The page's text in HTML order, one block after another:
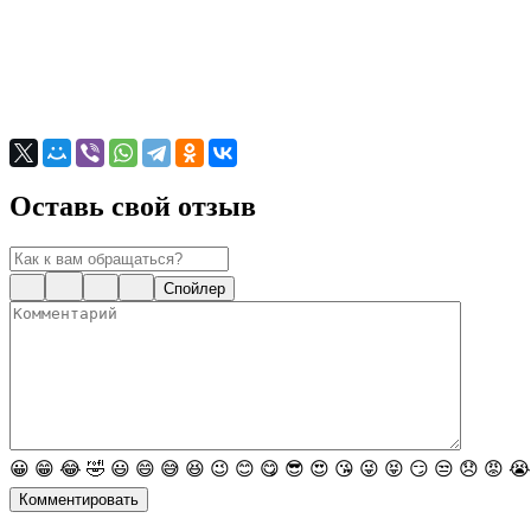
Оставь свой отзыв
Спойлер
😀 😁 😂 🤣 😃 😄 😅 😆 😉 😊 😋 😎 😍 😘 😜 😝 😏 😒 😞 😡 😭
Комментировать